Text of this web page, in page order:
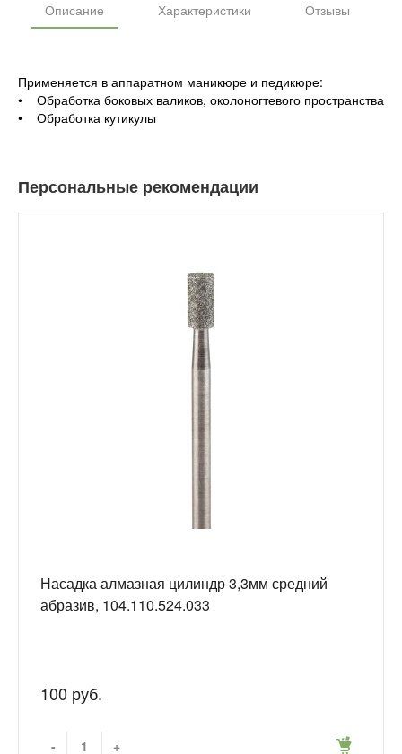
Описание Характеристики Отзывы
Применяется в аппаратном маникюре и педикюре:
• Обработка боковых валиков, околоногтевого пространства
• Обработка кутикулы
Персональные рекомендации
Насадка алмазная цилиндр 3,3мм средний
абразив, 104.110.524.033
100 руб.
- +